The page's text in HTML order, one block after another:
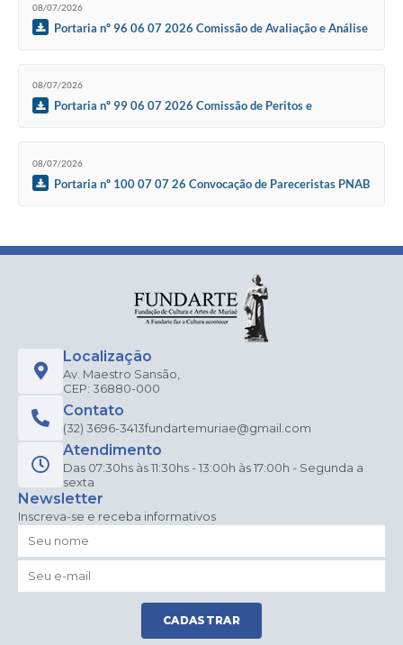
08/07/2026
Portaria nº 96 06 07 2026 Comissão de Avaliação e Análise
08/07/2026
Portaria nº 99 06 07 2026 Comissão de Peritos e
08/07/2026
Portaria nº 100 07 07 26 Convocação de Pareceristas PNAB
Localização
Av. Maestro Sansão,
CEP: 36880-000
Contato
(32) 3696-3413fundartemuriae@gmail.com
Atendimento
Das 07:30hs às 11:30hs - 13:00h às 17:00h - Segunda a
sexta
Newsletter
Inscreva-se e receba informativos
CADASTRAR